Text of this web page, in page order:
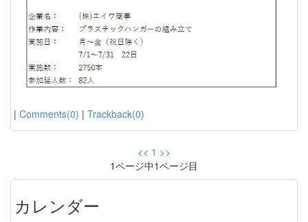
| Comments(0) | Trackback(0)
<< 1 >>
1ページ中1ページ目
カレンダー